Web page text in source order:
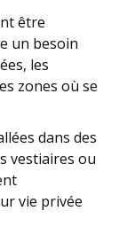
être
un besoin
les
zones où se
dans des
vestiaires ou
vie privée